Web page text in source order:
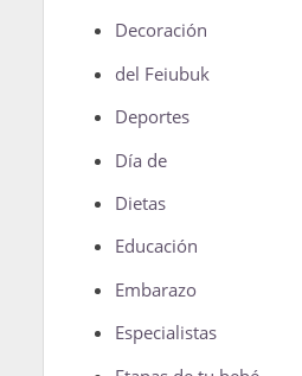
Decoración
del Feiubuk
Deportes
Día de
Dietas
Educación
Embarazo
Especialistas